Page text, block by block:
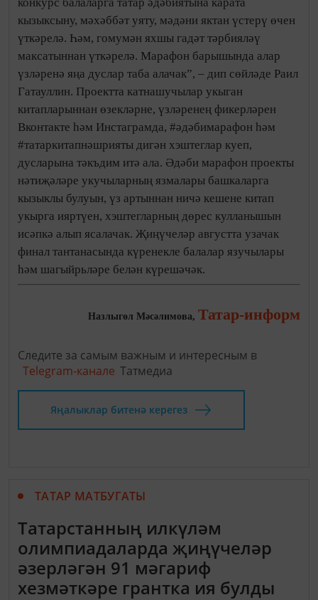
кызыксыну, мәхәббәт уяту, мәдәни яктан үстерү өчен
үткәрелә. Һәм, гомумән яхшы гадәт тәрбияләү
максатыннан үткәрелә. Марафон барышында алар
үзләренә яңа дуслар таба алачак”, – дип сөйләде Раил
Гатауллин. Проектта катнашучылар укыган
китапларыннан өзекләрне, үзләренең фикерләрен
Вконтакте һәм Инстаграмда, #әдәбимарафон һәм
#татаркитапнәшрияты дигән хэштеглар куеп,
дусларына тәкъдим итә ала. Әдәби марафон проекты
нәтиҗәләре укучыларның язмалары башкаларга
кызыклы булуын, үз артыннан ничә кешене китап
укырга ияртүен, хэштегларның дөрес кулланышын
исәпкә алып ясалачак. Җиңүчеләр августта узачак
финал тантанасында күренекле балалар язучылары
һәм шагыйрьләре белән күрешәчәк.
Назлыгөл Мәсәлимова, Татар-информ
Следите за самым важным и интересным в
Telegram-канале Татмедиа
Яңалыклар битенә керегез
ТАТАР МАТБУГАТЫ
Татарстанның илкүләм
олимпиадаларда җиңүчеләр
әзерләгән 91 мәгариф
хезмәткәре грантка ия булды